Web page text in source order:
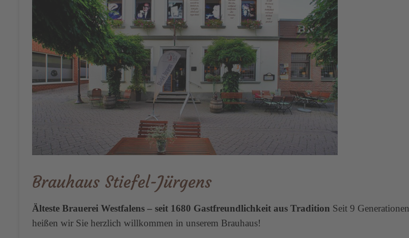
Brauhaus Stiefel-Jürgens
Älteste Brauerei Westfalens – seit 1680 Gastfreundlichkeit aus Tradition Seit 9 Generationen
heißen wir Sie herzlich willkommen in unserem Brauhaus!